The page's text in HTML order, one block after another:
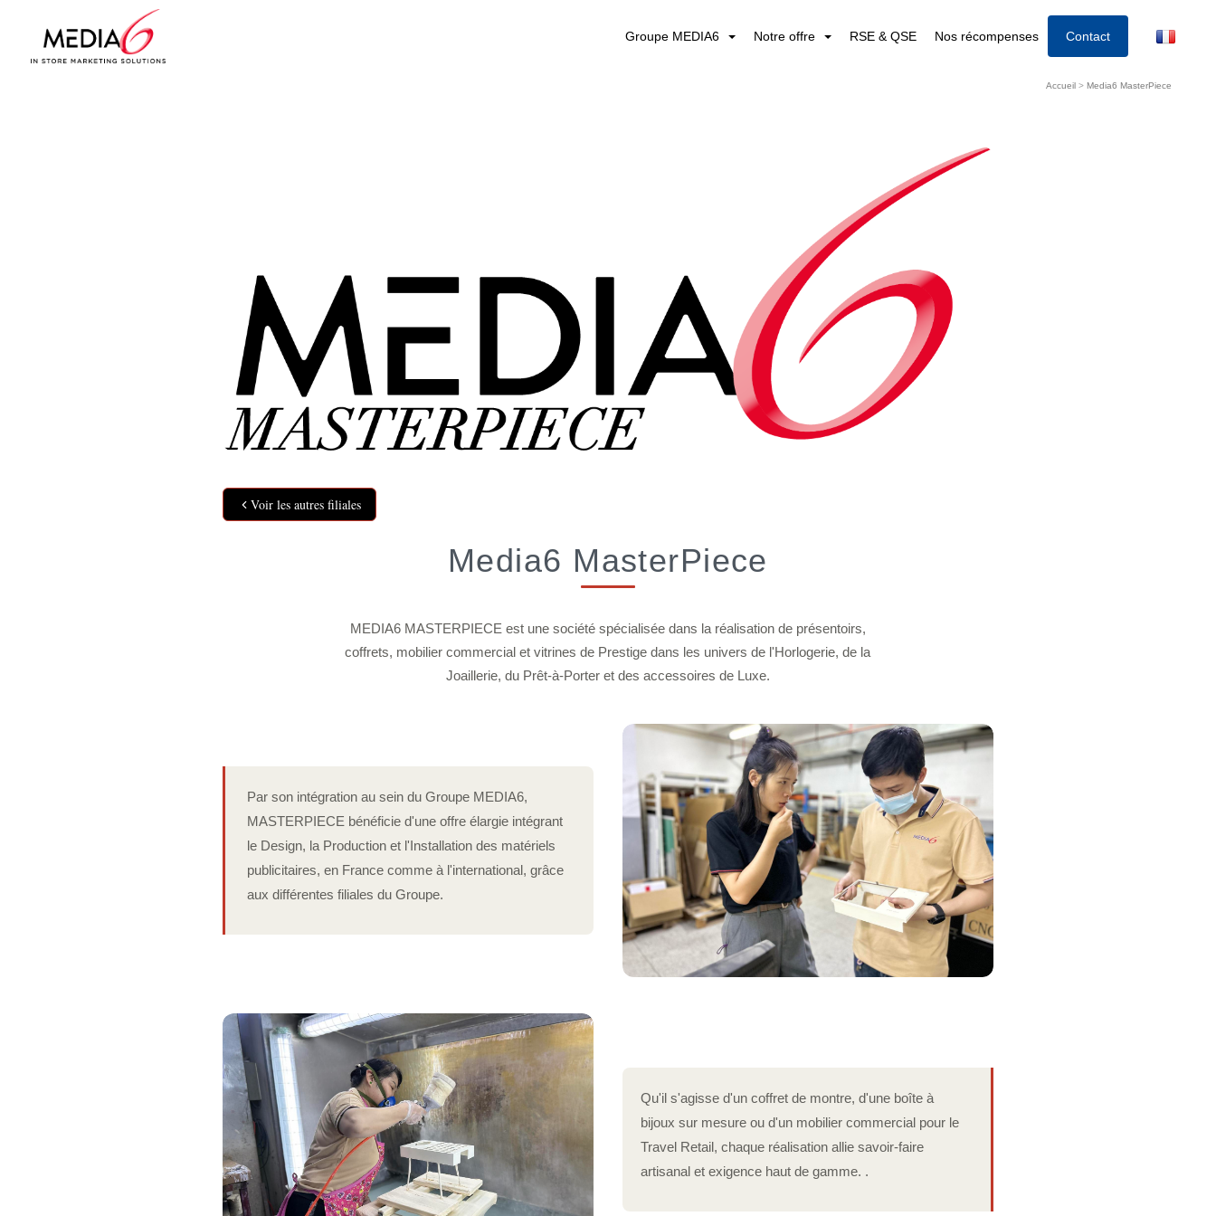
Groupe MEDIA6 Notre offre RSE & QSE Nos récompenses Contact
Accueil >Media6 MasterPiece
Voir les autres filiales
Media6 MasterPiece
MEDIA6 MASTERPIECE est une société spécialisée dans la réalisation de présentoirs,
coffrets, mobilier commercial et vitrines de Prestige dans les univers de l'Horlogerie, de la
Joaillerie, du Prêt-à-Porter et des accessoires de Luxe.
Par son intégration au sein du Groupe MEDIA6,
MASTERPIECE bénéficie d'une offre élargie intégrant
le Design, la Production et l'Installation des matériels
publicitaires, en France comme à l'international, grâce
aux différentes filiales du Groupe.
Qu'il s'agisse d'un coffret de montre, d'une boîte à
bijoux sur mesure ou d'un mobilier commercial pour le
Travel Retail, chaque réalisation allie savoir-faire
artisanal et exigence haut de gamme. .